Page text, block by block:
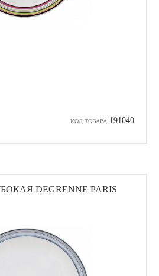
КОД ТОВАРА 191040
DEGRENNE PARIS